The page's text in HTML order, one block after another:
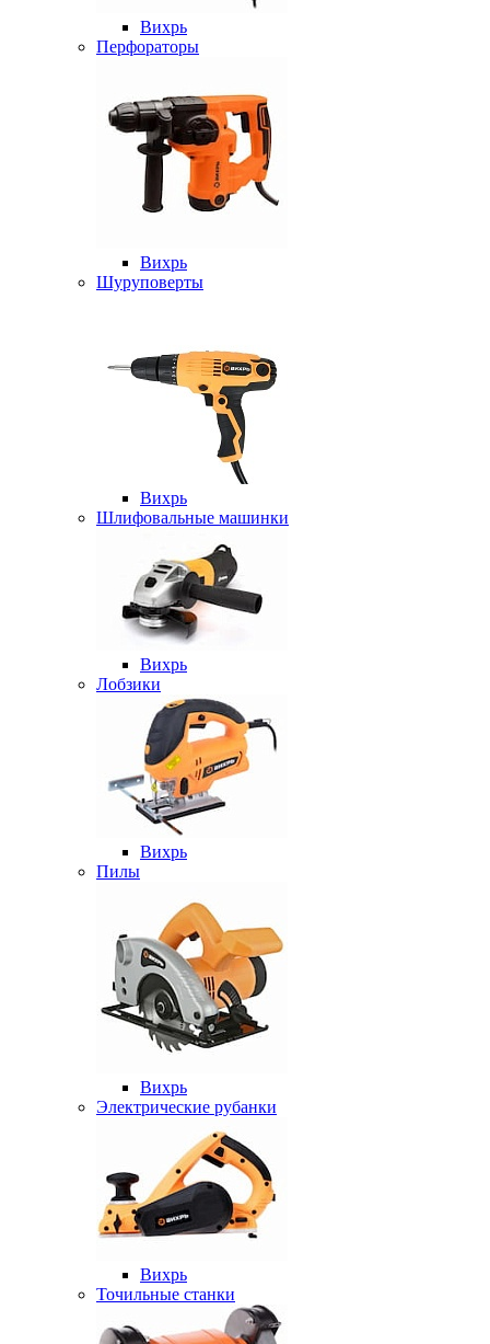
Вихрь
Перфораторы
Вихрь
Шуруповерты
Вихрь
Шлифовальные машинки
Вихрь
Лобзики
Вихрь
Пилы
Вихрь
Электрические рубанки
Вихрь
Точильные станки